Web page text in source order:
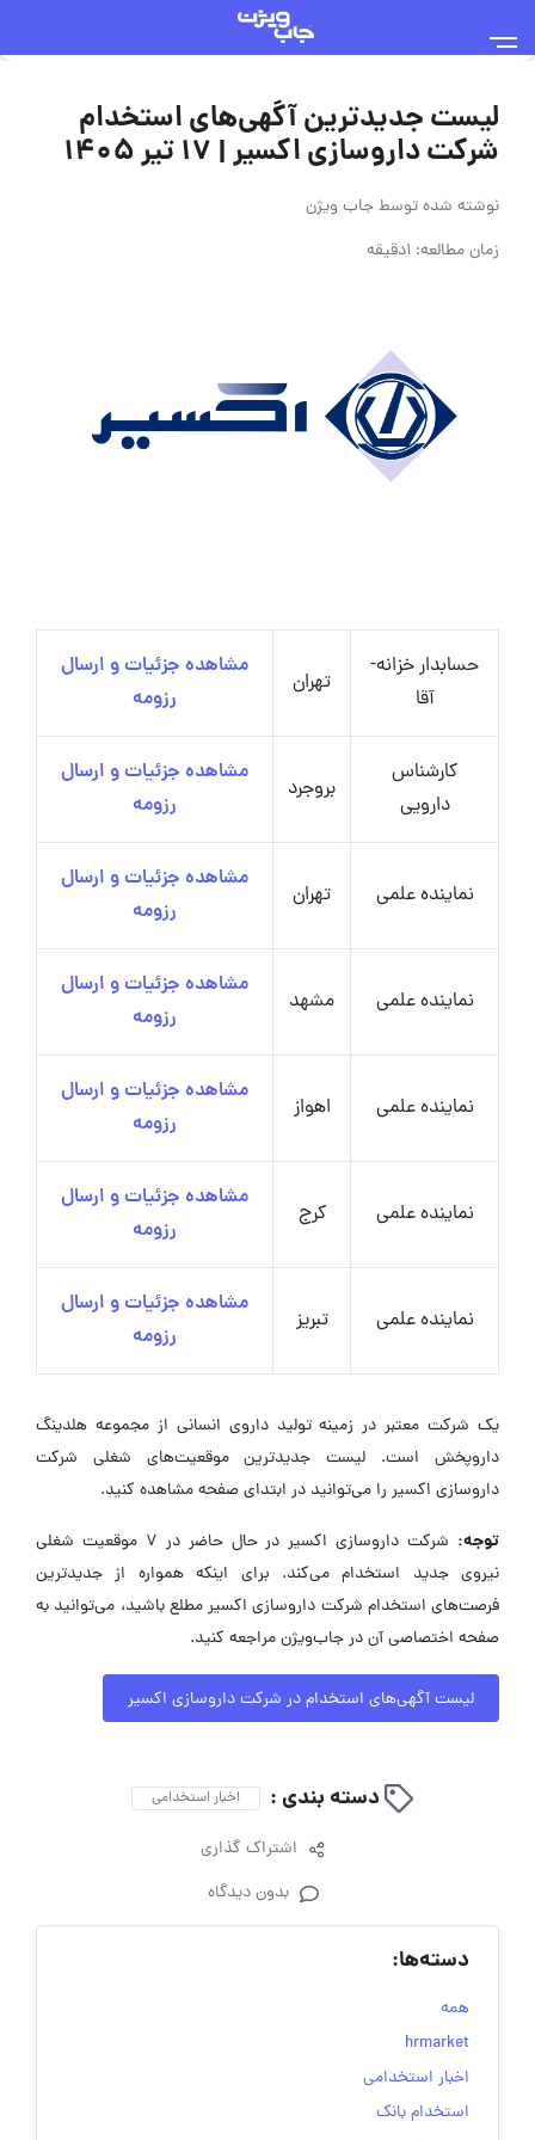
لیست جدیدترین آگهی‌های استخدام
شرکت داروسازی اکسیر | ۱۷ تیر ۱۴۰۵
نوشته شده توسطجاب ویژن
زمان مطالعه: 1دقیقه
حسابدار خزانه-
آقا
تهران
مشاهده جزئیات و ارسال
رزومه
کارشناس
دارویی
بروجرد
مشاهده جزئیات و ارسال
رزومه
نماینده علمی تهران
مشاهده جزئیات و ارسال
رزومه
نماینده علمی مشهد
مشاهده جزئیات و ارسال
رزومه
نماینده علمی اهواز
مشاهده جزئیات و ارسال
رزومه
نماینده علمی کرج
مشاهده جزئیات و ارسال
رزومه
نماینده علمی تبریز
مشاهده جزئیات و ارسال
رزومه
یک شرکت معتبر در زمینه تولید داروی انسانی از مجموعه هلدینگ
داروپخش است. لیست جدیدترین موقعیت‌های شغلی شرکت
داروسازی اکسیر را می‌توانید در ابتدای صفحه مشاهده کنید.
توجه:
شرکت داروسازی اکسیر در حال حاضر در ۷ موقعیت شغلی
نیروی جدید استخدام می‌کند. برای اینکه همواره از جدیدترین
فرصت‌های استخدام شرکت داروسازی اکسیر مطلع باشید، می‌توانید به
صفحه اختصاصی آن در جاب‌ویژن مراجعه کنید.
لیست آگهی‌های استخدام در شرکت داروسازی اکسیر
دسته بندی : اخبار استخدامی
اشتراک گذاری
بدون دیدگاه
دسته‌ها:
همه
hrmarket
اخبار استخدامی
استخدام بانک